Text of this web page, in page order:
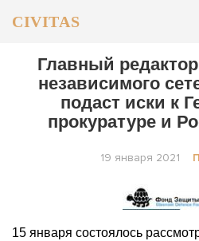
CIVITAS
ОБЩЕСТВО
Главный
независимого
подаст иски к
прокуратуре и
19 января 2021
15 января состоялось